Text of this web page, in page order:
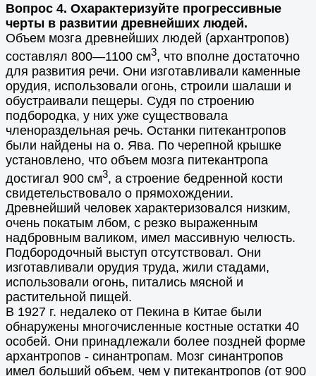
Вопрос 4. Охарактеризуйте прогрессивные
черты в развитии древнейших людей.
Объем мозга древнейших людей (архантропов)
составлял 800—1100 см3, что вполне достаточно
для развития речи. Они изготавливали каменные
орудия, использовали огонь, строили шалаши и
обустраивали пещеры. Судя по строению
подбородка, у них уже существовала
членораздельная речь. Останки питекантропов
были найдены на о. Ява. По черепной крышке
установлено, что объем мозга питекантропа
достигал 900 см3, а строение бедренной кости
свидетельствовало о прямохождении.
Древнейший человек характеризовался низким,
очень покатым лбом, с резко выраженным
надбровным валиком, имел массивную челюсть.
Подбородочный выступ отсутствовал. Они
изготавливали орудия труда, жили стадами,
использовали огонь, питались мясной и
растительной пищей.
В 1927 г. недалеко от Пекина в Китае были
обнаружены многочисленные костные остатки 40
особей. Они принадлежали более поздней форме
архантропов - синантропам. Мозг синантропов
имел больший объем, чем у питекантропов (от 900